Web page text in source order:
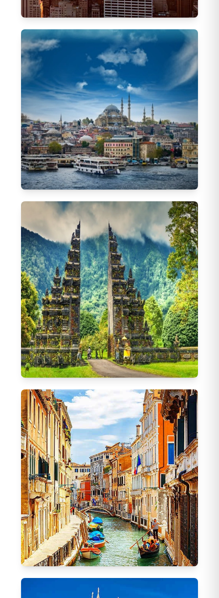
Amerika Turları
Güney Amerika Turları 18)
Kuzey Amerika Turları(9)
Küba Turları(8)
Los Angeles Turları(3)
İstanbul Hareketli Turlar
643 Tur
Bali Turları
48Tur
İzmir Hareketli Turlar